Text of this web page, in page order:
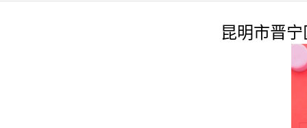
昆明市晋